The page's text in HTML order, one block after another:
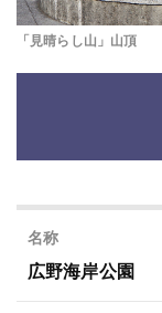
「見晴らし山」山頂
名称
広野海岸公園